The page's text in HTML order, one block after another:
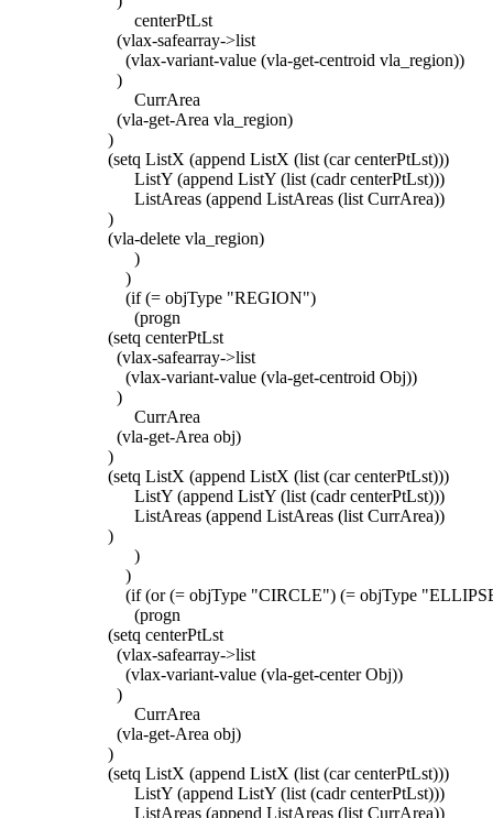
centerPtLst
(vlax-safearray->list
(vlax-variant-value (vla-get-centroid vla_region))
)
CurrArea
(vla-get-Area vla_region)
)
(setq ListX (append ListX (list (car centerPtLst)))
ListY (append ListY (list (cadr centerPtLst)))
ListAreas (append ListAreas (list CurrArea))
)
(vla-delete vla_region)
)
)
(if (= objType "REGION")
(progn
(setq centerPtLst
(vlax-safearray->list
(vlax-variant-value (vla-get-centroid Obj))
)
CurrArea
(vla-get-Area obj)
)
(setq ListX (append ListX (list (car centerPtLst)))
ListY (append ListY (list (cadr centerPtLst)))
ListAreas (append ListAreas (list CurrArea))
)
)
)
(if (or (= objType "CIRCLE") (= objType
(progn
(setq centerPtLst
(vlax-safearray->list
(vlax-variant-value (vla-get-center Obj))
)
CurrArea
(vla-get-Area obj)
)
(setq ListX (append ListX (list (car centerPtLst)))
ListY (append ListY (list (cadr centerPtLst)))
ListAreas (append ListAreas (list CurrArea))